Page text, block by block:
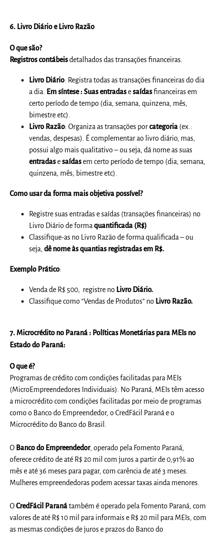
6. Livro Diário e Livro Razão
O que são?
Registros contábeisdetalhados das transações financeiras.
Livro Diário: Registra todas as transações financeirasdo dia
a dia.
Em síntese : Suas entradasesaídasfinanceiras em
certo período de tempo (dia, semana, quinzena, mês,
bimestre etc).
Livro Razão: Organiza as transações porcategoria (ex.:
vendas, despesas). É complementar ao livro diário, mas,
possui algo mais qualitativo – ou seja, dá nome as suas
entradasesaídasem certo período de tempo (dia, semana,
quinzena, mês, bimestre etc).
Como usar da forma mais objetiva possível?
Registre suas entradas e saídas (transações financeiras) no
Livro Diário de formaquantificada (R$)
Classifique-as no Livro Razão de forma qualificada – ou
seja,dê nome às quantias registradas em R$.
Exemplo Prático:
Venda de R$ 500, registre no Livro Diário.
Classifique como “Vendas de Produtos” no Livro Razão.
7. Microcrédito no Paraná : Políticas Monetárias para MEIs no
Estado do Paraná:
O que é?
Programas de crédito com condições facilitadas para MEIs
(MicroEmpreendedores Individuais). No Paraná, MEIs têm acesso
a microcrédito com condições facilitadas por meio de programas
como o Banco do Empreendedor, o CredFácil Paraná e o
Microcrédito do Banco do Brasil.
O Banco do Empreendedor, operado pela Fomento Paraná,
oferece crédito de até R$ 20 mil com juros a partir de 0,91% ao
mês e até 36 meses para pagar, com carência de até 3 meses.
Mulheres empreendedoras podem acessar taxas ainda menores.
OCredFácil Paranátambém é operado pela Fomento Paraná, com
valores de até R$ 10 mil para informais e R$ 20 mil para MEIs, com
as mesmas condições de juros e prazos do Banco do